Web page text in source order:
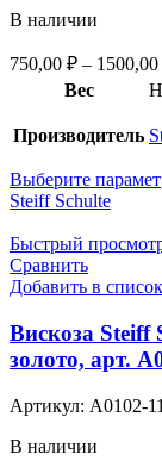
В наличии
750,00 ₽ – 1500,00
Вес
Производитель
Выберите
Steiff Schulte
Быстрый
Сравнить
Добавить в
Вискоза Steiff
золото, арт.
Артикул: А0102-
В наличии